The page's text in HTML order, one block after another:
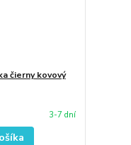
čierny kovový
3-7 dní